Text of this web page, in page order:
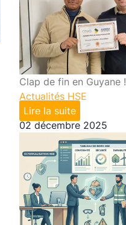
Clap de fin en Guyane !
Actualités HSE
Lire la suite
02 décembre 2025